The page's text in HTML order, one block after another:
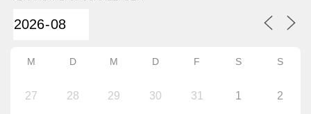
M D M D F S S
27 28 29 30 31 1 2